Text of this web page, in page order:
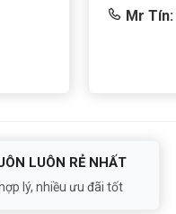
Mr Tín:
LUÔN RẺ NHẤT
lý, nhiều ưu đãi tốt